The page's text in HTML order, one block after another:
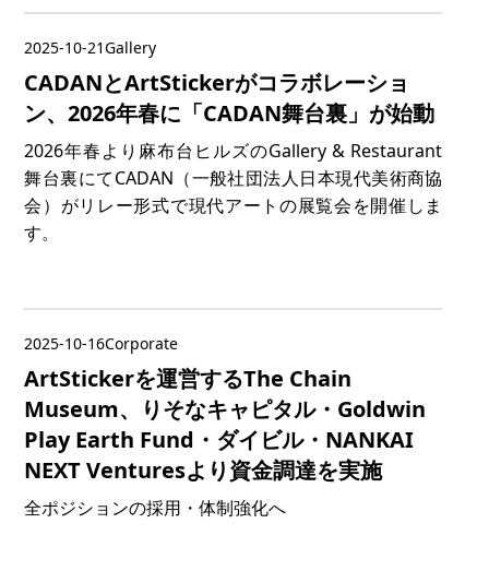
2025-10-21Gallery
CADANとArtStickerがコラボレーショ
ン、2026年春に「CADAN舞台裏」が始動
2026年春より麻布台ヒルズのGallery & Restaurant
舞台裏にてCADAN（一般社団法人日本現代美術商協
会）がリレー形式で現代アートの展覧会を開催しま
す。
2025-10-16Corporate
ArtStickerを運営するThe Chain
Museum、りそなキャピタル・Goldwin
Play Earth Fund・ダイビル・NANKAI
NEXT Venturesより資金調達を実施
全ポジションの採用・体制強化へ